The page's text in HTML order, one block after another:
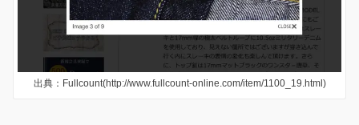
出典：Fullcount(http://www.fullcount-online.com/item/1100_19.html)